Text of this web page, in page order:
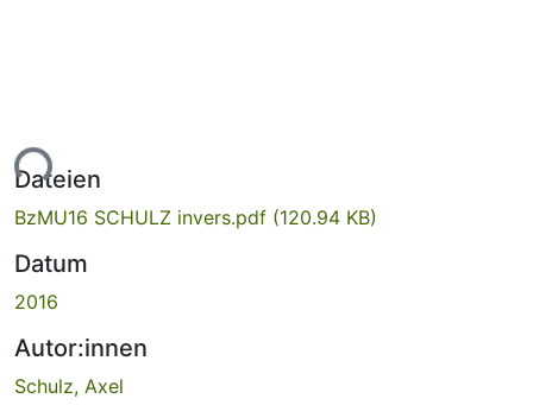
Dateien
BzMU16 SCHULZ invers.pdf (120.94 KB)
Datum
2016
Autor:innen
Schulz, Axel